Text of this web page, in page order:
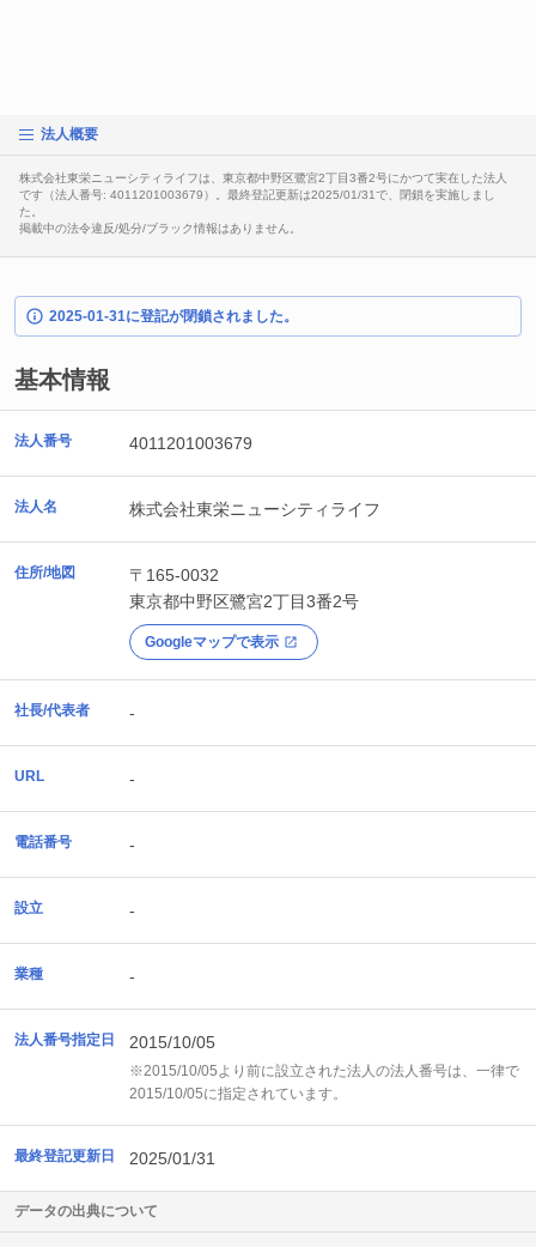
法人概要
株式会社東栄ニューシティライフは、東京都中野区鷺宮2丁目3番2号にかつて実在した法人
です（法人番号: 4011201003679）。最終登記更新は2025/01/31で、閉鎖を実施しまし
た。
掲載中の法令違反/処分/ブラック情報はありません。
2025-01-31に登記が閉鎖されました。
基本情報
法人番号 4011201003679
法人名 株式会社東栄ニューシティライフ
住所/地図
〒165-0032
東京都中野区鷺宮2丁目3番2号
Googleマップで表示
社長/代表者 -
URL -
電話番号 -
設立 -
業種 -
法人番号指定日 2015/10/05
※2015/10/05より前に設立された法人の法人番号は、一律で
2015/10/05に指定されています。
最終登記更新日 2025/01/31
データの出典について